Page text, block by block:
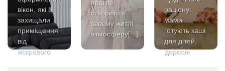
вікон, які б
захищали
приміщення
від
яскравого
прагне
створити в
своєму житлі
атмосферу[...]
раціону:
мами
готують каші
для дітей,
дорослі